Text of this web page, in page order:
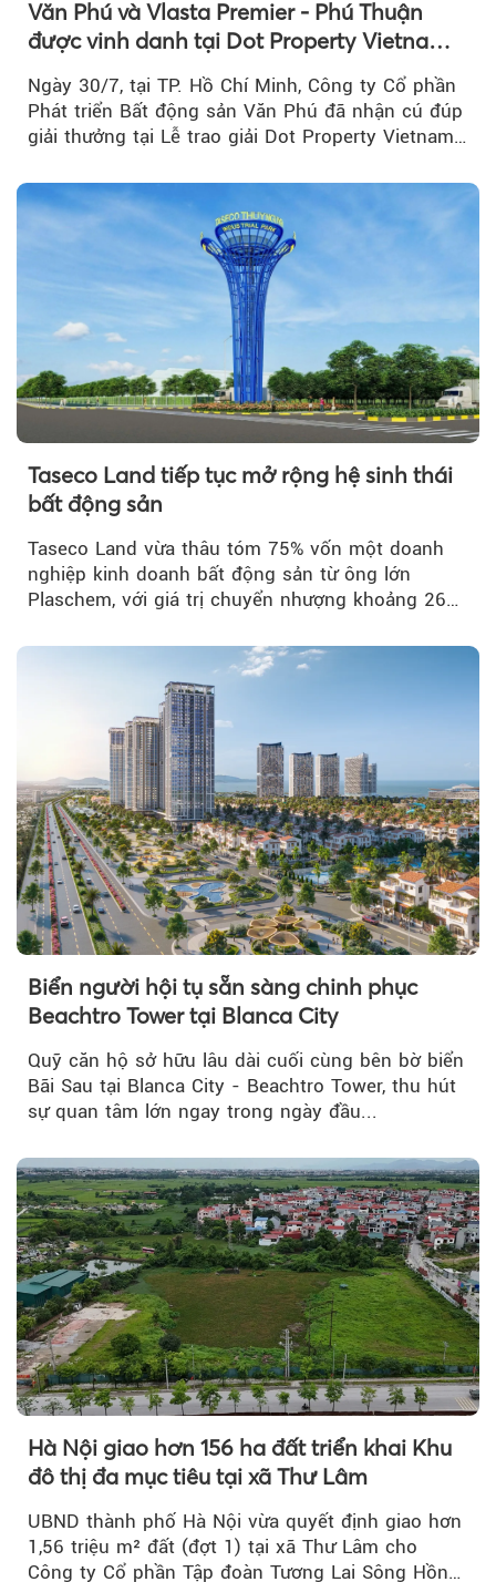
Văn Phú và Vlasta Premier - Phú Thuận
được vinh danh tại Dot Property Vietnam
Ngày 30/7, tại TP. Hồ Chí Minh, Công ty Cổ phần
Phát triển Bất động sản Văn Phú đã nhận cú đúp
giải thưởng tại Lễ trao giải Dot Property Vietnam
Taseco Land tiếp tục mở rộng hệ sinh thái
bất động sản
Taseco Land vừa thâu tóm 75% vốn một doanh
nghiệp kinh doanh bất động sản từ ông lớn
Plaschem, với giá trị chuyển nhượng khoảng 262
Biển người hội tụ sẵn sàng chinh phục
Beachtro Tower tại Blanca City
Quỹ căn hộ sở hữu lâu dài cuối cùng bên bờ biển
Bãi Sau tại Blanca City - Beachtro Tower, thu hút
sự quan tâm lớn ngay trong ngày đầu...
Hà Nội giao hơn 156 ha đất triển khai Khu
đô thị đa mục tiêu tại xã Thư Lâm
UBND thành phố Hà Nội vừa quyết định giao hơn
1,56 triệu m² đất (đợt 1) tại xã Thư Lâm cho
Công ty Cổ phần Tập đoàn Tương Lai Sông Hồng